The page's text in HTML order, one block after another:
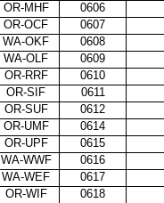
OR-MHF
0606
OR-OCF
0607
WA-OKF
0608
WA-OLF
0609
OR-RRF
0610
OR-SIF
0611
OR-SUF
0612
OR-UMF
0614
OR-UPF
0615
WA-WWF
0616
WA-WEF
0617
OR-WIF
0618